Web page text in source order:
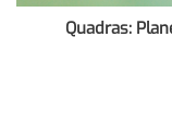
Quadras: